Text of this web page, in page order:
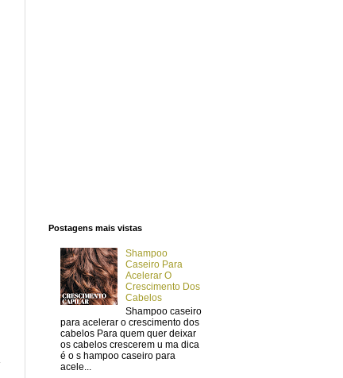
Postagens mais vistas
Shampoo
Caseiro Para
Acelerar O
Crescimento Dos
Cabelos
Shampoo caseiro
para acelerar o crescimento dos
cabelos Para quem quer deixar
os cabelos crescerem u ma dica
é o s hampoo caseiro para
acele...